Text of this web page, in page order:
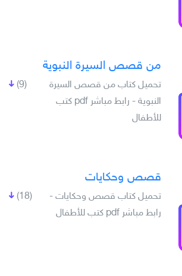
من قصص السيرة النبوية
(9)
تحميل كتاب من قصص السيرة
النبوية - رابط مباشر pdf كتب
للأطفال
قصص وحكايات
(18)
تحميل كتاب قصص وحكايات -
رابط مباشر pdf كتب للأطفال